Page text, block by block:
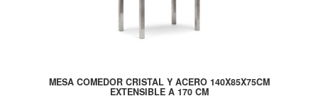
MESA COMEDOR CRISTAL Y ACERO 140X85X75CM
EXTENSIBLE A 170 CM